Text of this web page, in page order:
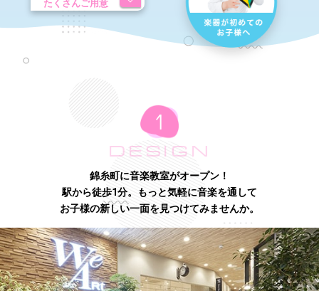
たくさんご用意
DESIGN
錦糸町に音楽教室がオープン！
駅から徒歩1分。もっと気軽に音楽を通して
お子様の新しい一面を見つけてみませんか。